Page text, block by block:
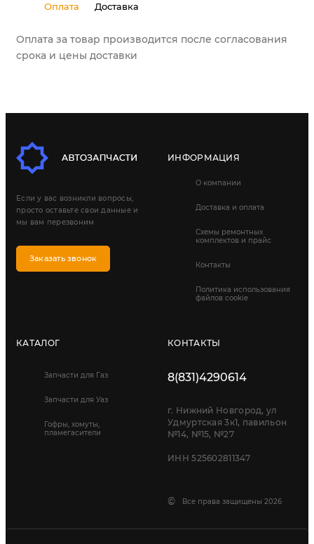
Оплата Доставка
Оплата за товар производится после согласования
срока и цены доставки
Если у вас возникли вопросы,
просто оставьте свои данные и
мы вам перезвоним
Заказать звонок
ИНФОРМАЦИЯ
О компании
Доставка и оплата
Схемы ремонтных
комплектов и прайс
Контакты
Политика использования
файлов cookie
КАТАЛОГ
Запчасти для Газ
Запчасти для Уаз
Гофры, хомуты,
пламегасители
КОНТАКТЫ
8(831)4290614
г. Нижний Новгород, ул
Удмуртская 3к1, павильон
№14, №15, №27
ИНН 525602811347
© Все права защищены 2026